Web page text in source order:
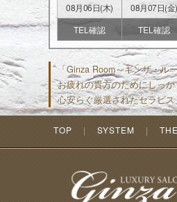
08月06日(木) 08月07日(金)
TEL確認
TEL確認
「Ginza Room～ギンザ・
お疲れの貴方のためにしっ
心安らぐ厳選されたセラピ
TOP SYSTEM